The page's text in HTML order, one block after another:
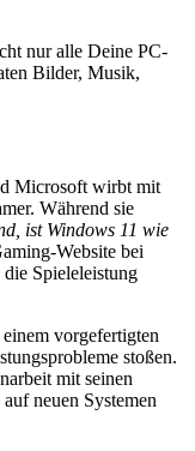
nur alle Deine PC-
Bilder, Musik,
Microsoft wirbt mit
Während sie
ist Windows 11 wie
Website bei
Spieleleistung
vorgefertigten
stoßen.
mit seinen
neuen Systemen